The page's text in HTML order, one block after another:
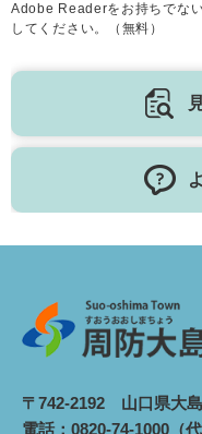
Adobe Readerをお持ちでな
してください。（無料）
〒742-2192 山口県大
電話：0820-74-1000（